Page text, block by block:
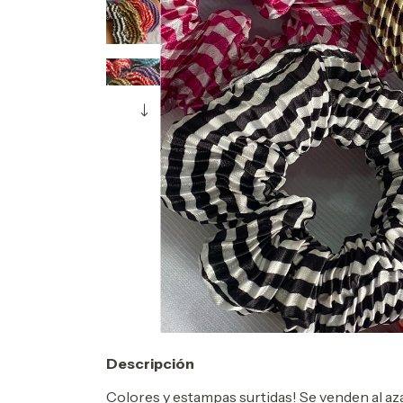
Descripción
Colores y estampas surtidas! Se venden al